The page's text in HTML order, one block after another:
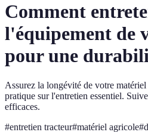
Comment
l'équipement de
pour une
Assurez la longévité de votre
pratique sur l'entretien essentiel.
efficaces.
#entretien tracteur#matériel agricole#